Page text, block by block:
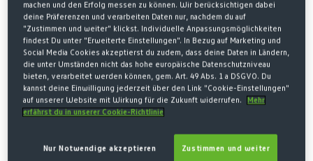
T-SHIRT LOGODRUCK KIDS
10,00 €*
15,00 € Letzter niedrigster Preis -33%
23,00 € Originalpreis
machen und den Erfolg messen zu können. Wir berücksichtigen dabei
deine Präferenzen und verarbeiten Daten nur, nachdem du auf
"Zustimmen und weiter" klickst. Individuelle Anpassungsmöglichkeiten
findest Du unter "Erweiterte Einstellungen". In Bezug auf Marketing und
Social Media Cookies akzeptierst du zudem, dass deine Daten in Ländern,
die unter Umständen nicht das hohe europäische Datenschutzniveau
bieten, verarbeitet werden können, gem. Art. 49 Abs. 1 a DSGVO. Du
kannst deine Einwilligung jederzeit über den Link "Cookie-Einstellungen"
auf unserer Website mit Wirkung für die Zukunft widerrufen.
Mehr
erfährst du in unserer Cookie-Richtlinie
Nur Notwendige akzeptieren Zustimmen und weiter